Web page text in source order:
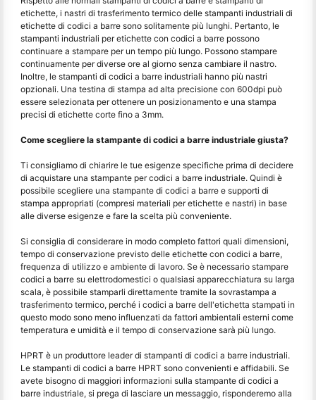
etichette, i nastri di trasferimento termico delle stampanti industriali di
etichette di codici a barre sono solitamente più lunghi. Pertanto, le
stampanti industriali per etichette con codici a barre possono
continuare a stampare per un tempo più lungo. Possono stampare
continuamente per diverse ore al giorno senza cambiare il nastro.
Inoltre, le stampanti di codici a barre industriali hanno più nastri
opzionali. Una testina di stampa ad alta precisione con 600dpi può
essere selezionata per ottenere un posizionamento e una stampa
precisi di etichette corte fino a 3mm.
Come scegliere la stampante di codici a barre industriale giusta?
Ti consigliamo di chiarire le tue esigenze specifiche prima di decidere
di acquistare una stampante per codici a barre industriale. Quindi è
possibile scegliere una stampante di codici a barre e supporti di
stampa appropriati (compresi materiali per etichette e nastri) in base
alle diverse esigenze e fare la scelta più conveniente.
Si consiglia di considerare in modo completo fattori quali dimensioni,
tempo di conservazione previsto delle etichette con codici a barre,
frequenza di utilizzo e ambiente di lavoro. Se è necessario stampare
codici a barre su elettrodomestici o qualsiasi apparecchiatura su larga
scala, è possibile stamparli direttamente tramite la sovrastampa a
trasferimento termico, perché i codici a barre dell'etichetta stampati in
questo modo sono meno influenzati da fattori ambientali esterni come
temperatura e umidità e il tempo di conservazione sarà più lungo.
HPRT è un produttore leader di stampanti di codici a barre industriali.
Le stampanti di codici a barre HPRT sono convenienti e affidabili. Se
avete bisogno di maggiori informazioni sulla stampante di codici a
barre industriale, si prega di lasciare un messaggio, risponderemo alla